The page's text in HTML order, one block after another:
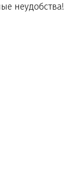
неудобства!